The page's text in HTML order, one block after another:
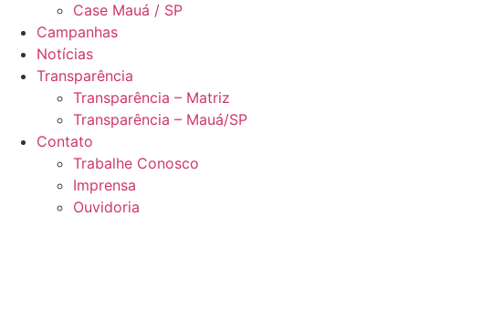
Case Mauá / SP
Campanhas
Notícias
Transparência
Transparência – Matriz
Transparência – Mauá/SP
Contato
Trabalhe Conosco
Imprensa
Ouvidoria